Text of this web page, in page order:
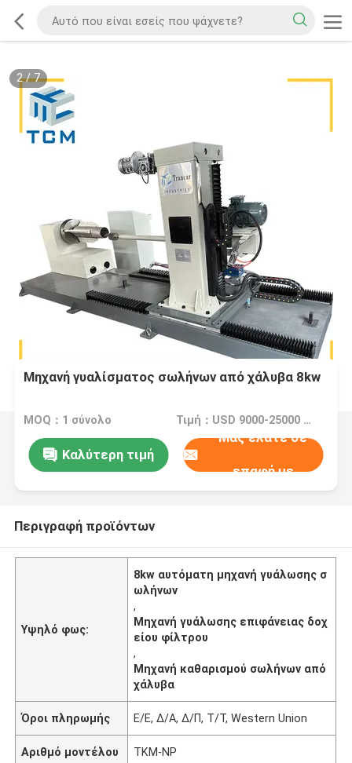
2/7
Μηχανή γυαλίσματος σωλήνων από χάλυβα 8kw
MOQ：1 σύνολο Τιμή：USD 9000-25000 Dollar per set
Καλύτερη τιμή
Μας ελάτε σε
επαφή με
Περιγραφή προϊόντων
Υψηλό φως:
8kw αυτόματη μηχανή γυάλωσης σ
ωλήνων
,
Μηχανή γυάλωσης επιφάνειας δοχ
είου φίλτρου
,
Μηχανή καθαρισμού σωλήνων από
χάλυβα
Όροι πληρωμής Ε/Ε, Δ/Α, Δ/Π, Τ/Τ, Western Union
Αριθμό μοντέλου ΤΚΜ-NP